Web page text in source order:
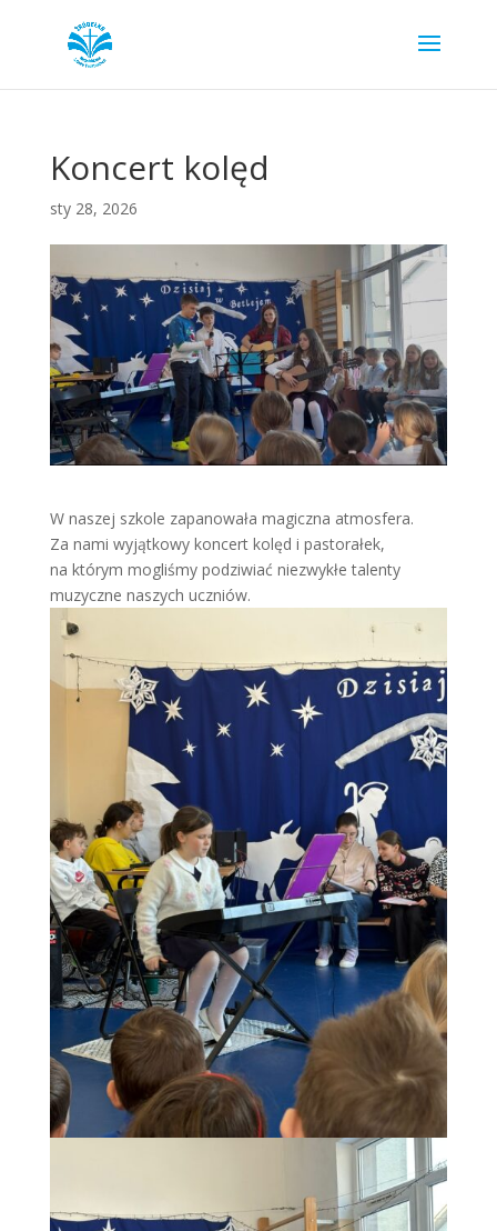
Koncert kolęd
sty 28, 2026
W naszej szkole zapanowała magiczna atmosfera.
Za nami wyjątkowy koncert kolęd i pastorałek,
na którym mogliśmy podziwiać niezwykłe talenty
muzyczne naszych uczniów.